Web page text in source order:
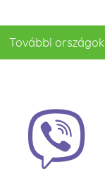
További országok